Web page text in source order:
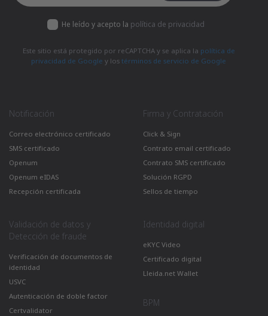
He leído y acepto la política de privacidad
Este sitio está protegido por reCAPTCHA y se aplica la política de
privacidad de Google y lostérminos de servicio de Google
Notificación
Correo electrónico certificado
SMS certificado
Openum
Openum eIDAS
Recepción certificada
Firma y Contratación
Click & Sign
Contrato email certificado
Contrato SMS certificado
Solución RGPD
Sellos de tiempo
Validación de datos y
Detección de fraude
Verificación de documentos de
identidad
USVC
Autenticación de doble factor
Certvalidator
Identidad digital
eKYC Video
Certificado digital
Lleida.net Wallet
BPM